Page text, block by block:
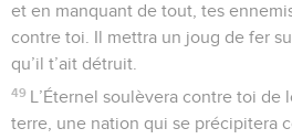
et en manquant de tout, tes
contre toi. Il mettra un joug de fer
qu’il t’ait détruit.
49 L’Éternel soulèvera contre toi de
terre, une nation qui se précipitera